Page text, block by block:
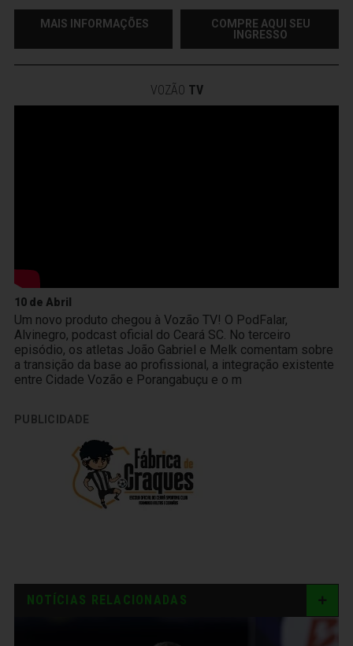
MAIS INFORMAÇÕES
COMPRE AQUI SEU
INGRESSO
VOZÃO TV
10 de Abril
Um novo produto chegou à Vozão TV! O PodFalar,
Alvinegro, podcast oficial do Ceará SC. No terceiro
episódio, os atletas João Gabriel e Melk comentam sobre
a transição da base ao profissional, a integração existente
entre Cidade Vozão e Porangabuçu e o m
PUBLICIDADE
NOTÍCIAS RELACIONADAS